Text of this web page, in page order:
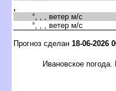
,
°, , , ветер м/с
°, , , ветер м/с
Прогноз сделан 18-06-2026
Ивановское